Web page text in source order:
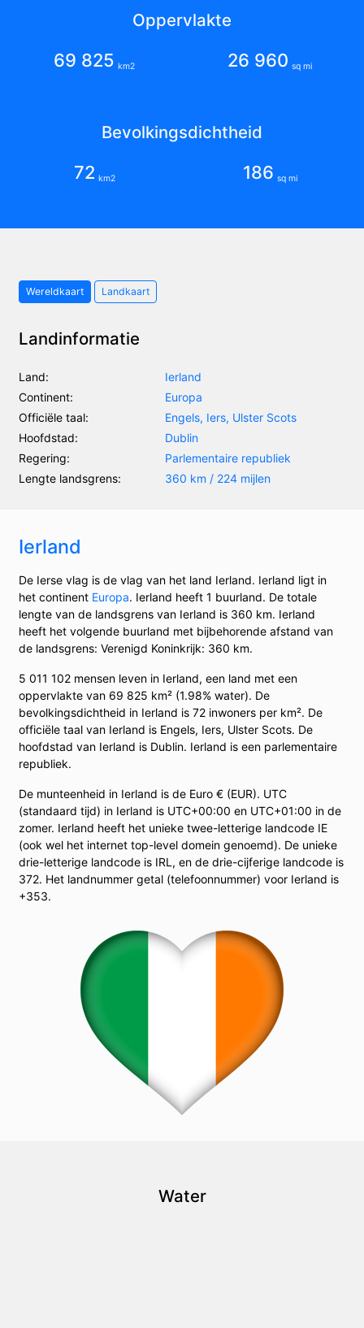
Oppervlakte
69 825 km2 26 960 sq mi
Bevolkingsdichtheid
72 km2 186 sq mi
Wereldkaart Landkaart
Landinformatie
Land:
Ierland
Continent:
Europa
Officiële taal:
Engels, Iers, Ulster Scots
Hoofdstad:
Dublin
Regering:
Parlementaire republiek
Lengte landsgrens:
360 km / 224 mijlen
Ierland
De Ierse vlag is de vlag van het land Ierland. Ierland ligt in
het continent Europa. Ierland heeft 1 buurland. De totale
lengte van de landsgrens van Ierland is 360 km. Ierland
heeft het volgende buurland met bijbehorende afstand van
de landsgrens: Verenigd Koninkrijk: 360 km.
5 011 102 mensen leven in Ierland, een land met een
oppervlakte van 69 825 km² (1.98% water). De
bevolkingsdichtheid in Ierland is 72 inwoners per km². De
officiële taal van Ierland is Engels, Iers, Ulster Scots. De
hoofdstad van Ierland is Dublin. Ierland is een parlementaire
republiek.
De munteenheid in Ierland is de Euro € (EUR). UTC
(standaard tijd) in Ierland is UTC+00:00 en UTC+01:00 in de
zomer. Ierland heeft het unieke twee-letterige landcode IE
(ook wel het internet top-level domein genoemd). De unieke
drie-letterige landcode is IRL, en de drie-cijferige landcode is
372. Het landnummer getal (telefoonnummer) voor Ierland is
+353.
Water